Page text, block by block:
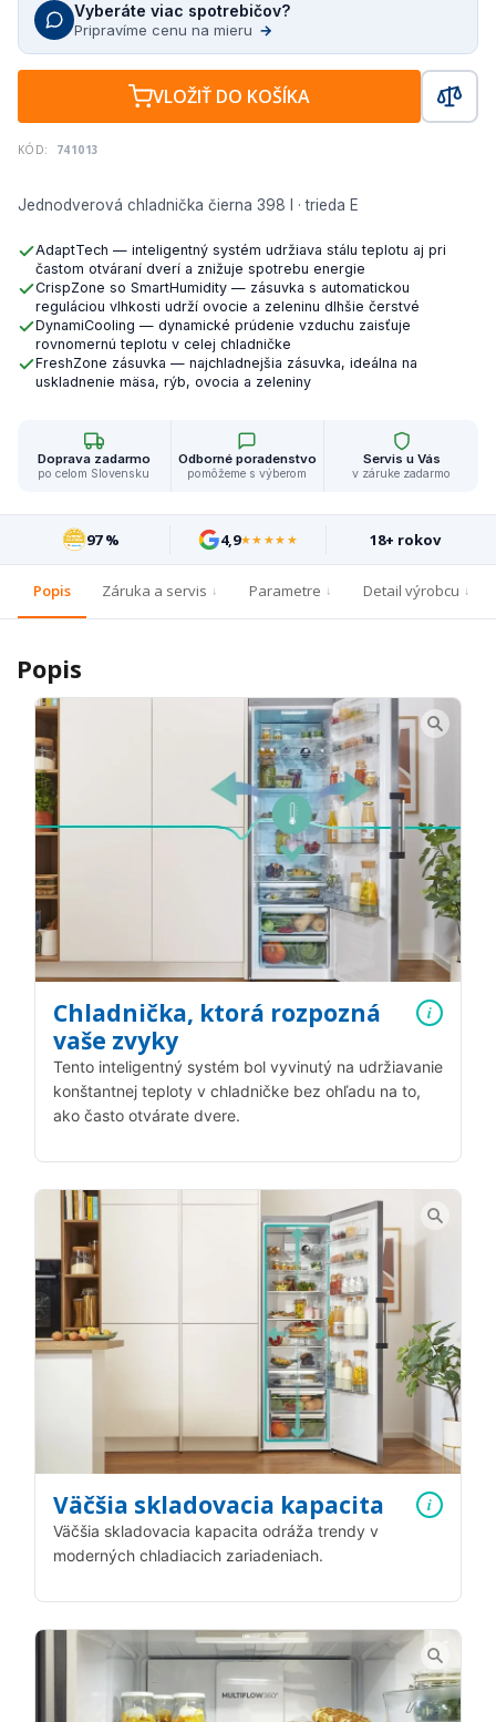
Jednodverová chladnička čierna 398 l · trieda E
AdaptTech — inteligentný systém udržiava stálu teplotu aj pri
častom otváraní dverí a znižuje spotrebu energie
CrispZone so SmartHumidity — zásuvka s automatickou
reguláciou vlhkosti udrží ovocie a zeleninu dlhšie čerstvé
DynamiCooling — dynamické prúdenie vzduchu zaisťuje
rovnomernú teplotu v celej chladničke
FreshZone zásuvka — najchladnejšia zásuvka, ideálna na
uskladnenie mäsa, rýb, ovocia a zeleniny
Vyberáte viac spotrebičov?
Pripravíme cenu na mieru →
VLOŽIŤ DO KOŠÍKA
KÓD: 741013
Doprava zadarmo
po celom Slovensku
Odborné poradenstvo
pomôžeme s výberom
Servis u Vás
v záruke zadarmo
97 % 4,9★★★★★ 18+ rokov
Popis Záruka a servis Parametre Detail výrobcu
Popis
Chladnička, ktorá rozpozná
vaše zvyky
i
Tento inteligentný systém bol vyvinutý na udržiavanie
konštantnej teploty v chladničke bez ohľadu na to,
ako často otvárate dvere.
Väčšia skladovacia kapacita i
Väčšia skladovacia kapacita odráža trendy v
moderných chladiacich zariadeniach.